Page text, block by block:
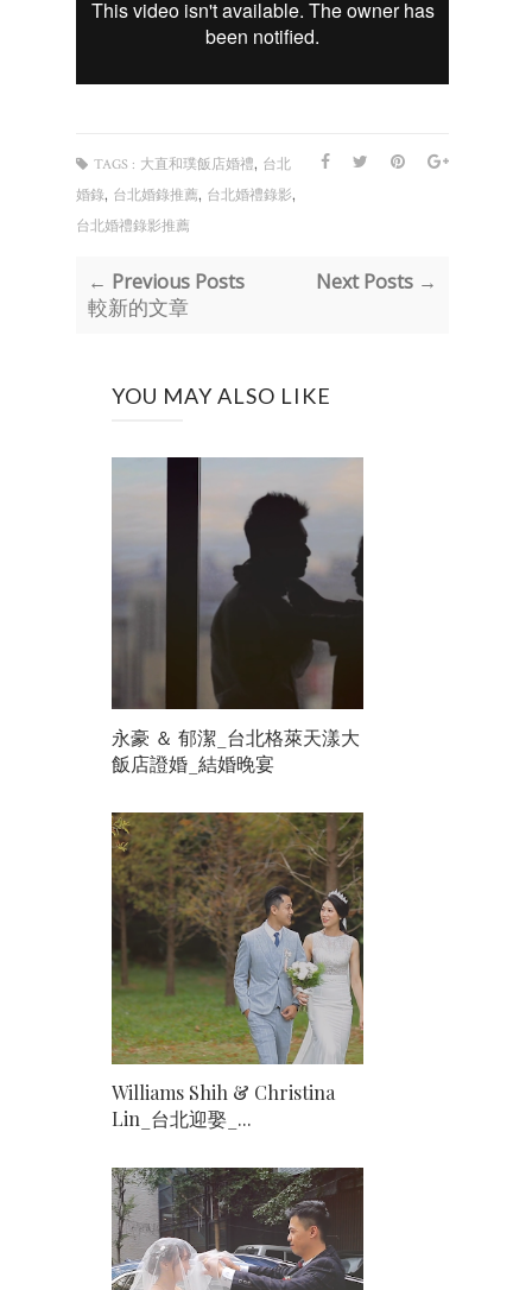
TAGS : 大直和璞飯店婚禮, 台北
婚錄, 台北婚錄推薦, 台北婚禮錄影,
台北婚禮錄影推薦
← Previous Posts
較新的文章
Next Posts →
YOU MAY ALSO LIKE
永豪 ＆ 郁潔_台北格萊天漾大
飯店證婚_結婚晚宴
Williams Shih & Christina
Lin_台北迎娶_...